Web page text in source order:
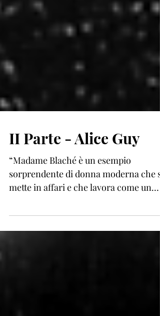
II Parte - Alice Guy
“Madame Blaché è un esempio
sorprendente di donna moderna che si
uomo. Riesce a realizzare ciò che...